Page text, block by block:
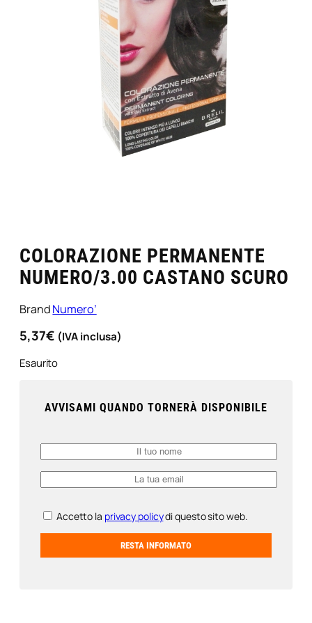
COLORAZIONE PERMANENTE
NUMERO/3.00 CASTANO SCURO
BrandNumero’
5,37€ (IVA inclusa)
Esaurito
AVVISAMI QUANDO TORNERÀ DISPONIBILE
Accetto la privacy policydi questo sito web.